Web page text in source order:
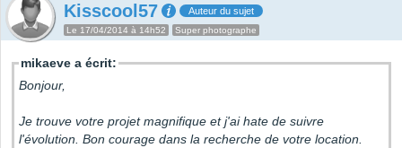
Kisscool57 Auteur du sujet
Le 17/04/2014 à 14h52 Super photographe
mikaeve a écrit:
Bonjour,
Je trouve votre projet magnifique et j'ai hate de suivre
l'évolution. Bon courage dans la recherche de votre location.